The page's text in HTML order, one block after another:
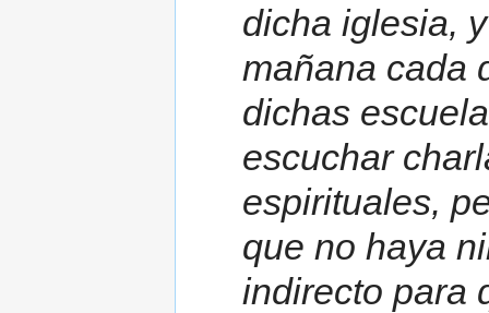
dicha iglesia,
mañana cada
dichas
escuchar
espirituales,
que no haya
indirecto para